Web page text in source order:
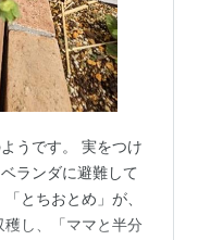
うです。 実をつけ
ランダに避難して
とちおとめ」が、
穫し、「ママと半分